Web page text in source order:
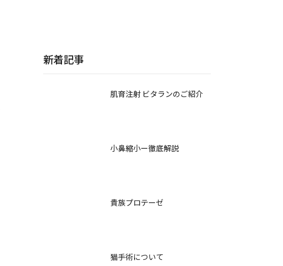
新着記事
肌育注射 ビタランのご紹介
小鼻縮小ー徹底解説
貴族プロテーゼ
猫手術について